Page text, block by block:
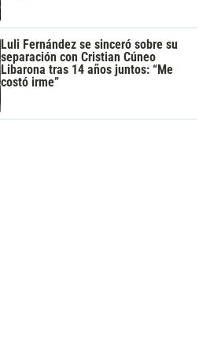
Luli Fernández se sinceró sobre su
separación con Cristian Cúneo
Libarona tras 14 años juntos: “Me
costó irme”